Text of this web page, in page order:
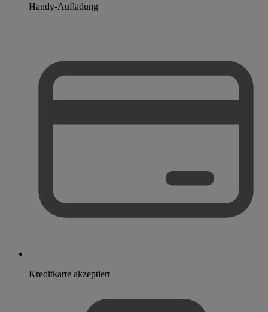
Handy-Aufladung
Kreditkarte akzeptiert